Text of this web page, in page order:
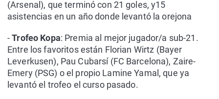
(Arsenal), que terminó con 21 goles, y15
asistencias en un año donde levantó la orejona
-Trofeo Kopa: Premia al mejor jugador/a sub-21.
Entre los favoritos están Florian Wirtz (Bayer
Leverkusen), Pau Cubarsí (FC Barcelona), Zaire-
Emery (PSG) o el propio Lamine Yamal, que ya
levantó el trofeo el curso pasado.